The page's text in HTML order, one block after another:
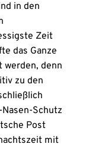
in den
Zeit
das Ganze
werden, denn
zu den
Schutz
Post
mit